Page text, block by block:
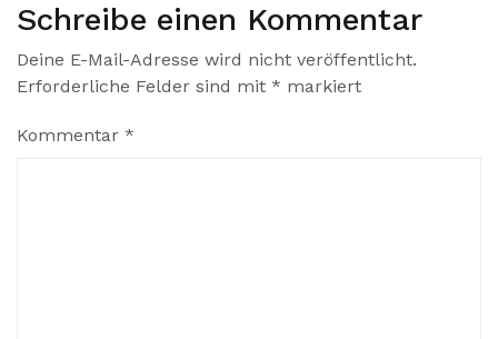
Schreibe einen Kommentar
Deine E-Mail-Adresse wird nicht veröffentlicht.
Erforderliche Felder sind mit * markiert
Kommentar *